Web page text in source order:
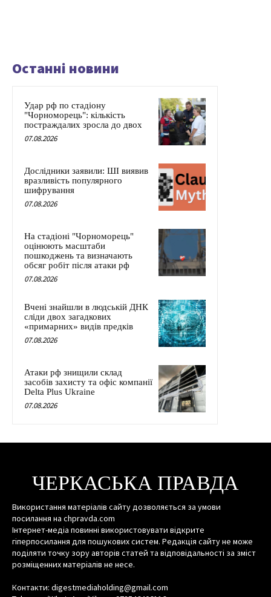
Останні новини
Удар рф по стадіону
"Чорноморець": кількість
постраждалих зросла до двох
07.08.2026
Дослідники заявили: ШІ виявив
вразливість популярного
шифрування
07.08.2026
На стадіоні "Чорноморець"
оцінюють масштаби
пошкоджень та визначають
обсяг робіт після атаки рф
07.08.2026
Вчені знайшли в людській ДНК
сліди двох загадкових
«примарних» видів предків
07.08.2026
Атаки рф знищили склад
засобів захисту та офіс компанії
Delta Plus Ukraine
07.08.2026
ЧЕРКАСЬКА ПРАВДА
Використання матеріалів сайту дозволяється за умови
посилання на chpravda.com
Інтернет-медіа повинні використовувати відкрите
гіперпосилання для пошукових систем. Редакція сайту не може
поділяти точку зору авторів статей та відповідальності за зміст
розміщенних матеріалів не несе.
Контакти: digestmediaholding@gmail.com